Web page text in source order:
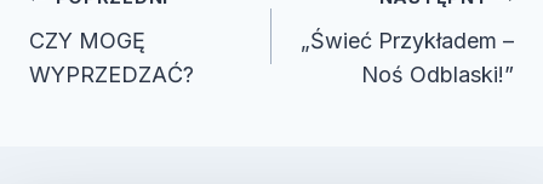
wpisu
CZY MOGĘ
WYPRZEDZAĆ?
„Świeć Przykładem –
Noś Odblaski!”